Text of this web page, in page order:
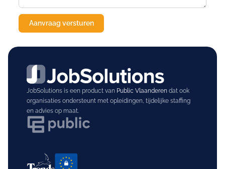
JobSolutions is een product van Public Vlaanderendat ook
organisaties ondersteunt met opleidingen, tijdelijke staffing
en advies op maat.